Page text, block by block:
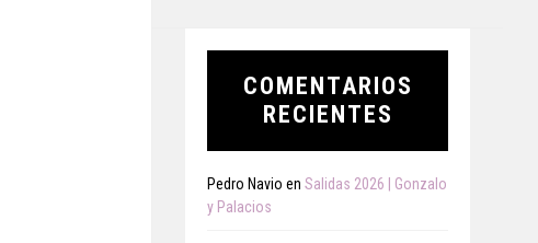
COMENTARIOS
RECIENTES
Pedro Navio en Salidas 2026 | Gonzalo
y Palacios